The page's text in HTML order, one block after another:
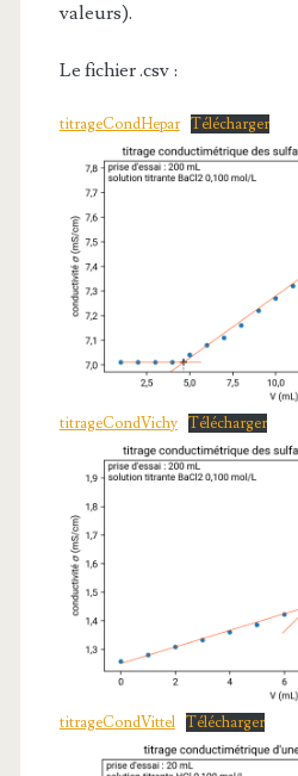
valeurs).
Le fichier .csv :
titrageCondHepar Télécharger
titrageCondVichy Télécharger
titrageCondVittel Télécharger